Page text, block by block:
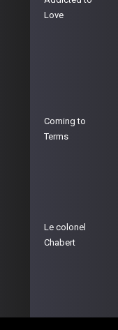
Love
Coming to
Terms
Le colonel
Chabert